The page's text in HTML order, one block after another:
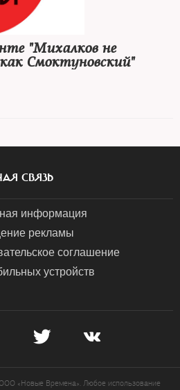
"Михалков не
Смоктуновский"
СВЯЗЬ
информация
рекламы
соглашение
устройств
«Новые Времена». Любое использование